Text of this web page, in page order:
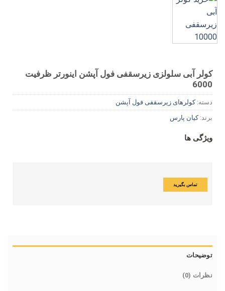
کولر آبی سلولزی زیرسقفی فول آپشن اینورتر ظرفیت
6000
دسته:کولرهای زیرسقفی فول آپشن
برند:کیان پارس
ویژگی ها
تماس بگیرید
توضیحات
نظرات (0)